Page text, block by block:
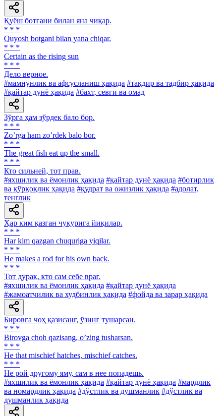
Қуёш ботгани билан яна чиқар.
* * *
Quyosh botgani bilan yana chiqar.
* * *
Certain as the rising sun
* * *
Дело верное.
#мамнунлик ва афсусланиш ҳақида #тақдир ва тадбир ҳақида
#қайтар дунё ҳақида #бахт, севги ва омад
Зўрга ҳам зўрдек бало бор.
* * *
Zoʼrga ham zoʼrdek balo bor.
* * *
The great fish eat up the small.
* * *
Кто сильней, тот прав.
#яхшилик ва ёмонлик ҳақида #қайтар дунё ҳақида #ботирлик
ва қўрқоқлик ҳақида #қудрат ва ожизлик ҳақида #адолат,
тенглик
Ҳар ким қазган чуқурига йиқилар.
* * *
Har kim qazgan chuquriga yiqilar.
* * *
He makes a rod for his own back.
* * *
Тот дурак, кто сам себе враг.
#яхшилик ва ёмонлик ҳақида #қайтар дунё ҳақида
#жамоатчилик ва худбинлик ҳақида #фойда ва зарар ҳақида
Бировга чоҳ қазисанг, ўзинг тушарсан.
* * *
Birovga choh qazisang, oʼzing tusharsan.
* * *
He that mischief hatches, mischief catches.
* * *
He рой другому яму, сам в нее попадешь.
#яхшилик ва ёмонлик ҳақида #қайтар дунё ҳақида #мардлик
ва номардлик ҳақида #дўстлик ва душманлик #дўстлик ва
душманлик ҳақида